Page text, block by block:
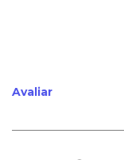
Avaliar